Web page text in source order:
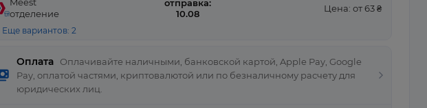
Оплата
Оплачивайте наличными, банковской картой, Apple Pay, Google
Pay, оплатой частями, криптовалютой или по безналичному расчету для
юридических лиц.
отделение
отправка:
10.08
Цена: от 63 ₴
Еще вариантов: 2